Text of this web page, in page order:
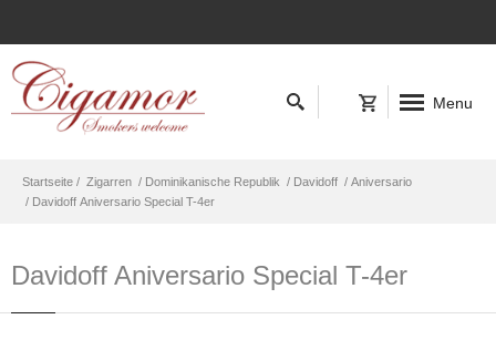
Menu
Startseite / Zigarren / Dominikanische Republik / Davidoff / Aniversario
/ Davidoff Aniversario Special T-4er
Davidoff Aniversario Special T-4er